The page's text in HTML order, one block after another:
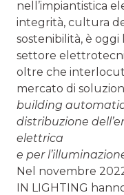
nell’impiantistica
integrità, cultura
sostenibilità, è
settore
oltre che
mercato di
building
distribuzione
elettrica
e per
Nel novembre
IN LIGHTING